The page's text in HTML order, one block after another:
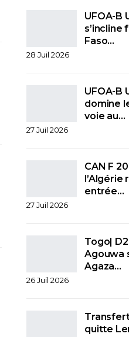
UFOA-B
s’incline
Faso…
28 Juil 2026
UFOA-B
domine
voie au…
27 Juil 2026
CAN F
l’Algérie
entrée…
27 Juil 2026
Togo| D2
Agouwa
Agaza…
26 Juil 2026
quitte